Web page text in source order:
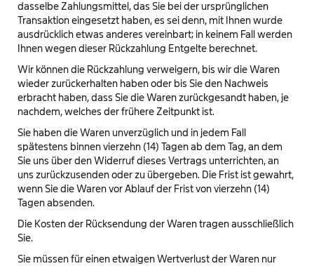
dasselbe Zahlungsmittel, das Sie bei der ursprünglichen
Transaktion eingesetzt haben, es sei denn, mit Ihnen wurde
ausdrücklich etwas anderes vereinbart; in keinem Fall werden
Ihnen wegen dieser Rückzahlung Entgelte berechnet.
Wir können die Rückzahlung verweigern, bis wir die Waren
wieder zurückerhalten haben oder bis Sie den Nachweis
erbracht haben, dass Sie die Waren zurückgesandt haben, je
nachdem, welches der frühere Zeitpunkt ist.
Sie haben die Waren unverzüglich und in jedem Fall
spätestens binnen vierzehn (14) Tagen ab dem Tag, an dem
Sie uns über den Widerruf dieses Vertrags unterrichten, an
uns zurückzusenden oder zu übergeben. Die Frist ist gewahrt,
wenn Sie die Waren vor Ablauf der Frist von vierzehn (14)
Tagen absenden.
Die Kosten der Rücksendung der Waren tragen ausschließlich
Sie.
Sie müssen für einen etwaigen Wertverlust der Waren nur